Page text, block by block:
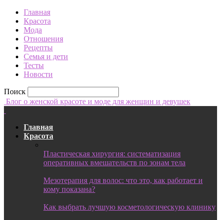
Главная
Красота
Мода
Отношения
Рецепты
Семья и дети
Тесты
Новости
Поиск
Блог о женской красоте и моде для женщин и девушек
Главная
Красота
Пластическая хирургия: систематизация
оперативных вмешательств по зонам тела
Мезотерапия для волос: что это, как работает и
кому показана?
Как выбрать лучшую косметологическую клинику